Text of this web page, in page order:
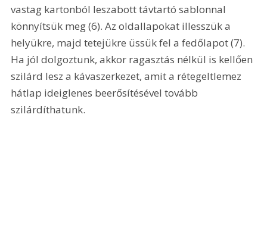
vastag kartonból leszabott távtartó sablonnal
könnyítsük meg (6). Az oldallapokat illesszük a
helyükre, majd tetejükre üssük fel a fedőlapot (7).
Ha jól dolgoztunk, akkor ragasztás nélkül is kellően
szilárd lesz a kávaszerkezet, amit a rétegeltlemez
hátlap ideiglenes beerősítésével tovább
szilárdíthatunk.